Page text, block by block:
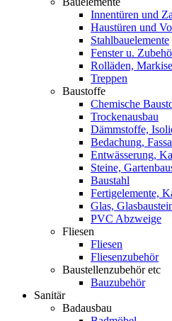
Innentüren und
Haustüren und
Stahlbauelemente
Fenster u.
Rolläden,
Treppen
Baustoffe
Chemische
Trockenausbau
Dämmstoffe,
Bedachung,
Entwässerung,
Steine,
Baustahl
Fertigelemente,
Glas,
PVC Abzweige
Fliesen
Fliesen
Fliesenzubehör
Baustellenzubehör etc
Bauzubehör
Sanitär
Badausbau